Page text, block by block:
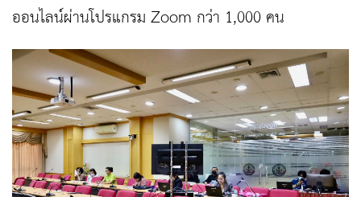
ออนไลน์ผ่านโปรแกรม Zoom กว่า 1,000 คน